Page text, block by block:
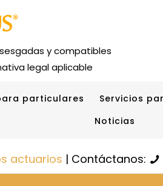
y compatibles
legal aplicable
particulares Servicios
Noticias
actuarios | Contáctanos: